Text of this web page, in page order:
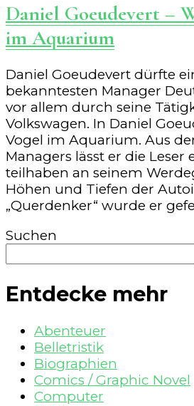
Daniel Goeudevert –
im Aquarium
Daniel Goeudevert dürfte
bekanntesten Manager
vor allem durch seine
Volkswagen. In Daniel
Vogel im Aquarium. Aus
Managers lässt er die Leser
teilhaben an seinem
Höhen und Tiefen der
„Querdenker“ wurde er
Suchen
Entdecke mehr
Abenteuer
Belletristik
Biographien
Comics / Graphic Novel
Computer